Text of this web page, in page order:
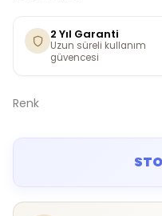
2 Yıl Garanti
Uzun süreli kullanım
güvencesi
Renk